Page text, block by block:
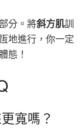
分。將斜方肌訓
地進行，你一定
態！
寬嗎？